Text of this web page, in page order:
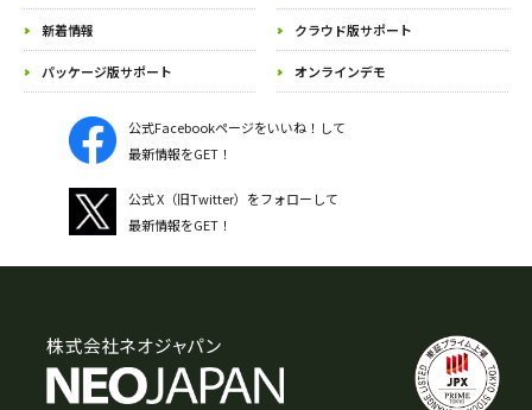
新着情報 クラウド版サポート
パッケージ版サポート オンラインデモ
公式Facebookページをいいね！して
最新情報をGET！
公式 X（旧Twitter）をフォローして
最新情報をGET！